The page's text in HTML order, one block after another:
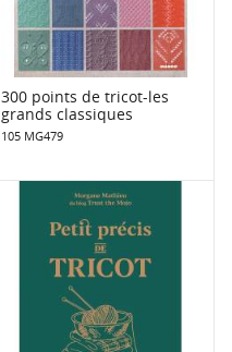
300 points de tricot-les
grands classiques
105 MG479